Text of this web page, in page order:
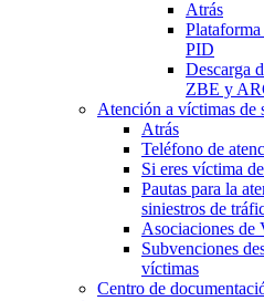
Atrás
PID
Descarga
ZBE y
Atención a víctimas de
Atrás
Teléfono de
Si eres víctima
Pautas para la
siniestros de
Asociaciones de
Subvenciones
víctimas
Centro de